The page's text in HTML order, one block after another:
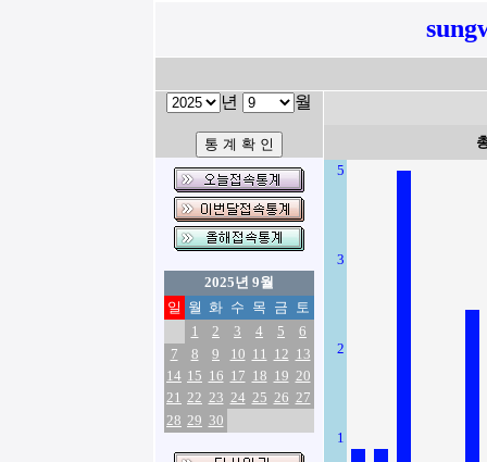
년 월
2025년 9월
일 월 화 수 목 금 토
1
2 3 4 5
6
7
8 9 10 11 12 13
14 15 16 17 18 19 20
21 22 23 24 25 26 27
28 29 30
5
3
2
1